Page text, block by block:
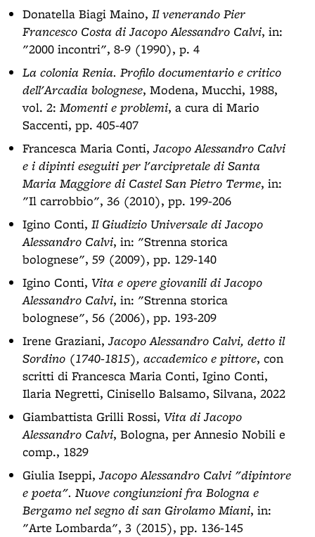
Donatella Biagi Maino, Il venerando Pier
Francesco Costa di Jacopo Alessandro Calvi, in:
"2000 incontri", 8-9 (1990), p. 4
La colonia Renia. Profilo documentario e critico
dell'Arcadia bolognese, Modena, Mucchi, 1988,
vol. 2: Momenti e problemi, a cura di Mario
Saccenti, pp. 405-407
Francesca Maria Conti,Jacopo Alessandro Calvi
e i dipinti eseguiti per l'arcipretale di Santa
Maria Maggiore di Castel San Pietro Terme, in:
"Il carrobbio", 36 (2010), pp. 199-206
Igino Conti, Il Giudizio Universale di Jacopo
Alessandro Calvi, in: "Strenna storica
bolognese", 59 (2009), pp. 129-140
Igino Conti, Vita e opere giovanili di Jacopo
Alessandro Calvi, in: "Strenna storica
bolognese", 56 (2006), pp. 193-209
Irene Graziani,Jacopo Alessandro Calvi, detto il
Sordino (1740-1815), accademico e pittore, con
scritti di Francesca Maria Conti, Igino Conti,
Ilaria Negretti, Cinisello Balsamo, Silvana, 2022
Giambattista Grilli Rossi, Vita di Jacopo
Alessandro Calvi, Bologna, per Annesio Nobili e
comp., 1829
Giulia Iseppi,Jacopo Alessandro Calvi "dipintore
e poeta". Nuove congiunzioni fra Bologna e
Bergamo nel segno di san Girolamo Miani, in:
"Arte Lombarda", 3 (2015), pp. 136-145